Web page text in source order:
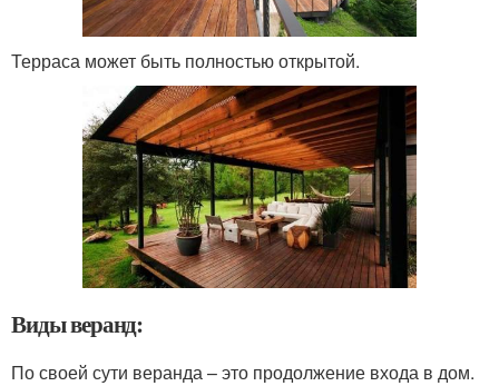
Терраса может быть полностью открытой.
Виды веранд:
По своей сути веранда – это продолжение входа в дом.